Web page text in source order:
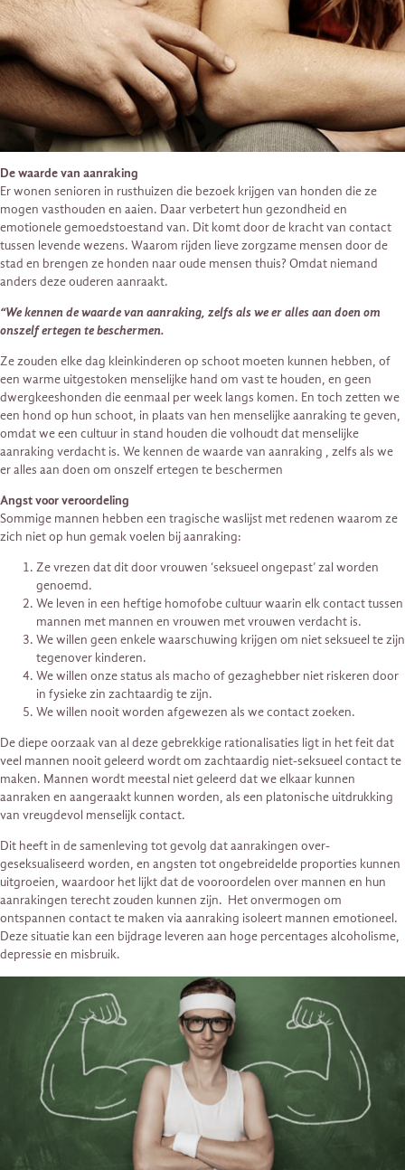
De waarde van aanraking
Er wonen senioren in rusthuizen die bezoek krijgen van honden die ze
mogen vasthouden en aaien. Daar verbetert hun gezondheid en
emotionele gemoedstoestand van. Dit komt door de kracht van contact
tussen levende wezens. Waarom rijden lieve zorgzame mensen door de
stad en brengen ze honden naar oude mensen thuis? Omdat niemand
anders deze ouderen aanraakt.
“We kennen de waarde van aanraking, zelfs als we er alles aan doen om
onszelf ertegen te beschermen.
Ze zouden elke dag kleinkinderen op schoot moeten kunnen hebben, of
een warme uitgestoken menselijke hand om vast te houden, en geen
dwergkeeshonden die eenmaal per week langs komen. En toch zetten we
een hond op hun schoot, in plaats van hen menselijke aanraking te geven,
omdat we een cultuur in stand houden die volhoudt dat menselijke
aanraking verdacht is. We kennen de waarde van aanraking , zelfs als we
er alles aan doen om onszelf ertegen te beschermen
Angst voor veroordeling
Sommige mannen hebben een tragische waslijst met redenen waarom ze
zich niet op hun gemak voelen bij aanraking:
Ze vrezen dat dit door vrouwen ‘seksueel ongepast’ zal worden
genoemd.
We leven in een heftige homofobe cultuur waarin elk contact tussen
mannen met mannen en vrouwen met vrouwen verdacht is.
We willen geen enkele waarschuwing krijgen om niet seksueel te zijn
tegenover kinderen.
We willen onze status als macho of gezaghebber niet riskeren door
in fysieke zin zachtaardig te zijn.
We willen nooit worden afgewezen als we contact zoeken.
De diepe oorzaak van al deze gebrekkige rationalisaties ligt in het feit dat
veel mannen nooit geleerd wordt om zachtaardig niet-seksueel contact te
maken. Mannen wordt meestal niet geleerd dat we elkaar kunnen
aanraken en aangeraakt kunnen worden, als een platonische uitdrukking
van vreugdevol menselijk contact.
Dit heeft in de samenleving tot gevolg dat aanrakingen over-
geseksualiseerd worden, en angsten tot ongebreidelde proporties kunnen
uitgroeien, waardoor het lijkt dat de vooroordelen over mannen en hun
aanrakingen terecht zouden kunnen zijn. Het onvermogen om
ontspannen contact te maken via aanraking isoleert mannen emotioneel.
Deze situatie kan een bijdrage leveren aan hoge percentages alcoholisme,
depressie en misbruik.